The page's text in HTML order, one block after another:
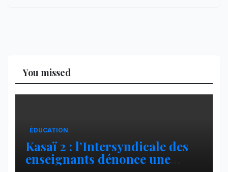
You missed
ÉDUCATION
Kasaï 2 : l’Intersyndicale des
enseignants dénonce une